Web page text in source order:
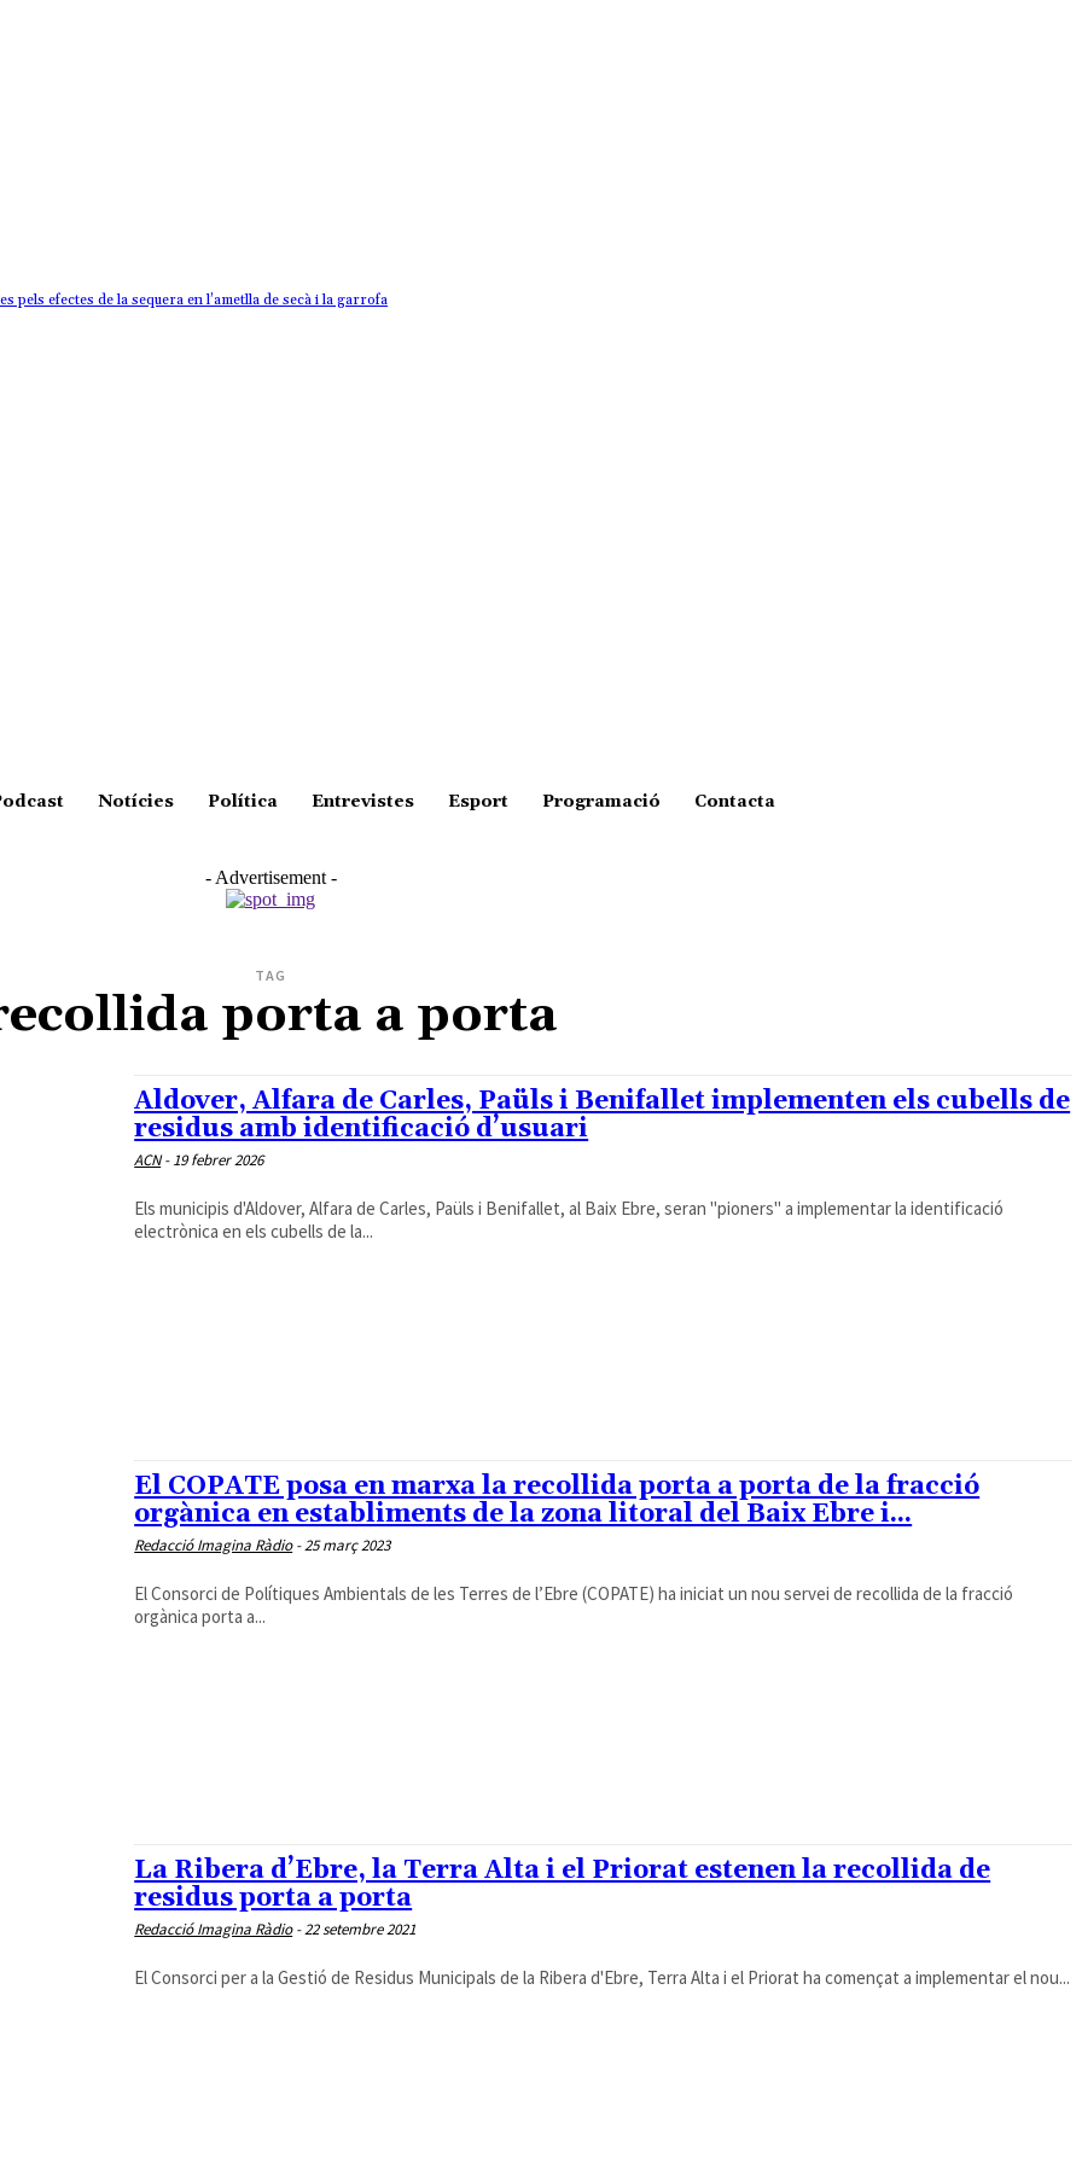
pels efectes de la sequera en l’ametlla de secà i la garrofa
Notícies Política Entrevistes Esport Programació Contacta
- Advertisement -
TAG
porta a porta
Aldover, Alfara de Carles, Paüls i Benifallet implementen els cubells de
residus amb identificació d’usuari
ACN - 19 febrer 2026
Els municipis d'Aldover, Alfara de Carles, Paüls i Benifallet, al Baix Ebre, seran "pioners" a implementar la identificació
electrònica en els cubells de la...
El COPATE posa en marxa la recollida porta a porta de la fracció
orgànica en establiments de la zona litoral del Baix Ebre i...
Redacció Imagina Ràdio -25 març 2023
El Consorci de Polítiques Ambientals de les Terres de l’Ebre (COPATE) ha iniciat un nou servei de recollida de la fracció
orgànica porta a...
La Ribera d’Ebre, la Terra Alta i el Priorat estenen la recollida de
residus porta a porta
Redacció Imagina Ràdio -22 setembre 2021
El Consorci per a la Gestió de Residus Municipals de la Ribera d'Ebre, Terra Alta i el Priorat ha començat a implementar el nou...